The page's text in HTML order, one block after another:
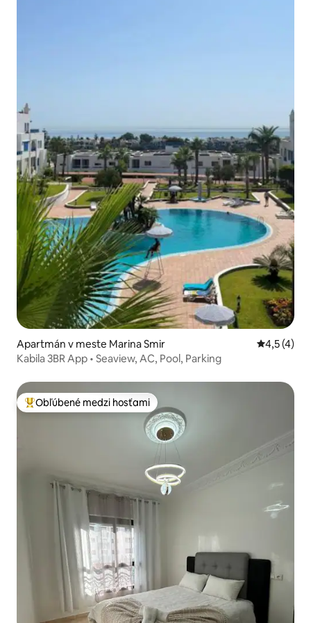
Apartmán v meste Marina Smir Priemerné
4,5 (4)
Kabila 3BR App • Seaview, AC, Pool, Parking
Najobľúbenejšie medzi hosťami
Obľúbené medzi hosťami